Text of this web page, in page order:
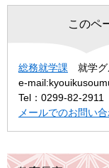
このペ
総務就学課
就学
e-
Tel：0299-82-2911
メールでのお問い